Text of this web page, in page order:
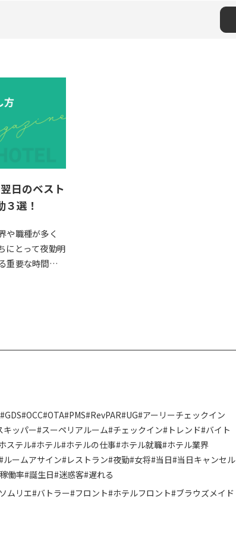
日のベスト
選！
や職種が多く
にとって夜勤明
重要な時間で
#GDS#OCC#OTA#PMS#RevPAR#UG#アーリーチェックイン
キッパー#スーペリアルーム#チェックイン#トレンド#バイト
ステル#ホテル#ホテルの仕事#ホテル就職#ホテル業界
ルームアサイン#レストラン#夜勤#女将#当日#当日キャンセル
働率#誕生日#迷惑客#遅れる
ムリエ#バトラー#フロント#ホテルフロント#ブラウズメイド